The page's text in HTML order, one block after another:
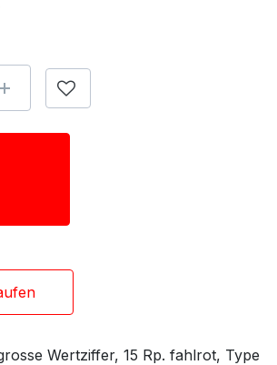
Wertziffer, 15 Rp. fahlrot, Type